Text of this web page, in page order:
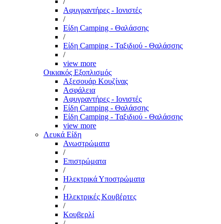
Αφυγραντήρες - Ιονιστές
/
Είδη Camping - Θαλάσσης
/
Είδη Camping - Ταξιδιού - Θαλάσσης
/
view more
Οικιακός Εξοπλισμός
Αξεσουάρ Κουζίνας
Ασφάλεια
Αφυγραντήρες - Ιονιστές
Είδη Camping - Θαλάσσης
Είδη Camping - Ταξιδιού - Θαλάσσης
view more
Λευκά Είδη
Ανωστρώματα
/
Επιστρώματα
/
Ηλεκτρικά Υποστρώματα
/
Ηλεκτρικές Κουβέρτες
/
Κουβερλί